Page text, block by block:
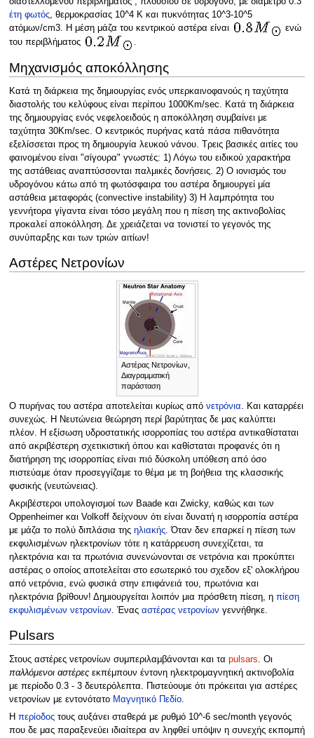
έτη φωτός, θερμοκρασίας 10^4 Κ και πυκνότητας 10^3-10^5
ατόμων/cm3. H μέση μάζα του κεντρικού αστέρα είναι
ενώ
του περιβλήματος
.
Μηχανισμός αποκόλλησης
Κατά τη διάρκεια της δημιουργίας ενός υπερκαινοφανούς η ταχύτητα
διαστολής του κελύφους είναι περίπου 1000Km/sec. Κατά τη διάρκεια
της δημιουργίας ενός νεφελοειδούς η αποκόλληση συμβαίνει με
ταχύτητα 30Km/sec. Ο κεντρικός πυρήνας κατά πάσα πιθανότητα
εξελίσσεται προς τη δημιουργία λευκού νάνου. Τρεις βασικές αιτίες του
φαινομένου είναι "σίγουρα" γνωστές: 1) Λόγω του ειδικού χαρακτήρα
της αστάθειας αναπτύσσονται παλμικές δονήσεις. 2) Ο ιονισμός του
υδρογόνου κάτω από τη φωτόσφαιρα του αστέρα δημιουργεί μία
αστάθεια μεταφοράς (convective instability) 3) Η λαμπρότητα του
γεννήτορα γίγαντα είναι τόσο μεγάλη που η πίεση της ακτινοβολίας
προκαλεί αποκόλληση. Δε χρειάζεται να τονιστεί το γεγονός της
συνύπαρξης και των τριών αιτίων!
Αστέρες Νετρονίων
Αστέρας Νετρονίων,
Διαγραμματική
παράσταση
Ο πυρήνας του αστέρα αποτελείται κυρίως από νετρόνια. Και καταρρέει
συνεχώς. Η Νευτώνεια θεώρηση περί βαρύτητας δε μας καλύπτει
πλέον. Η εξίσωση υδροστατικής ισορροπίας του αστέρα αντικαθίσταται
από ακριβέστερη σχετικιστική όπου και καθίσταται προφανές ότι η
διατήρηση της ισορροπίας είναι πιό δύσκολη υπόθεση από όσο
πιστεύαμε όταν προσεγγίζαμε το θέμα με τη βοήθεια της κλασσικής
φυσικής (νευτώνειας).
Ακριβέστεροι υπολογισμοί των Baade και Zwicky, καθώς και των
Oppenheimer και Volkoff δείχνουν ότι είναι δυνατή η ισορροπία αστέρα
με μάζα το πολύ διπλάσια της ηλιακής. Όταν δεν επαρκεί η πίεση των
εκφυλισμένων ηλεκτρονίων τότε η κατάρρευση συνεχίζεται, τα
ηλεκτρόνια και τα πρωτόνια συνενώνονται σε νετρόνια και προκύπτει
αστέρας ο οποίος αποτελείται στο εσωτερικό του σχεδον εξ' ολοκλήρου
από νετρόνια, ενώ φυσικά στην επιφάνειά του, πρωτόνια και
ηλεκτρόνια βρίθουν! Δημιουργείται λοιπόν μια πρόσθετη πίεση, η πίεση
εκφυλισμένων νετρονίων. Ένας αστέρας νετρονίων γεννήθηκε.
Pulsars
Στους αστέρες νετρονίων συμπεριλαμβάνονται και τα pulsars . Οι
παλλόμενοι αστέρεςεκπέμπουν έντονη ηλεκτρομαγνητική ακτινοβολία
με περίοδο 0.3 - 3 δευτερόλεπτα. Πιστεύουμε ότι πρόκειται για αστέρες
νετρονίων με εντονότατο Μαγνητικό Πεδίο.
Η περίοδοςτους αυξάνει σταθερά με ρυθμό 10^-6 sec/month γεγονός
που δε μας παραξενεύει ιδιαίτερα αν ληφθεί υπόψιν η συνεχής εκπομπή